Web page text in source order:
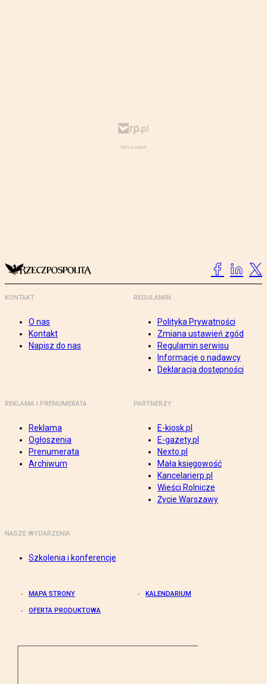
KONTAKT
O nas
Kontakt
Napisz do nas
REGULAMIN
Polityka Prywatności
Zmiana ustawień zgód
Regulamin serwisu
Informacje o nadawcy
Deklaracja dostępności
REKLAMA I PRENUMERATA
Reklama
Ogłoszenia
Prenumerata
Archiwum
PARTNERZY
E-kiosk.pl
E-gazety.pl
Nexto.pl
Mała księgowość
Kancelarierp.pl
Wieści Rolnicze
Życie Warszawy
NASZE WYDARZENIA
Szkolenia i konferencje
MAPA STRONY KALENDARIUM
OFERTA PRODUKTOWA